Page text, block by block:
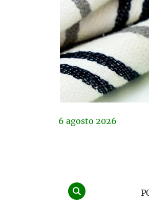
6 agosto 2026